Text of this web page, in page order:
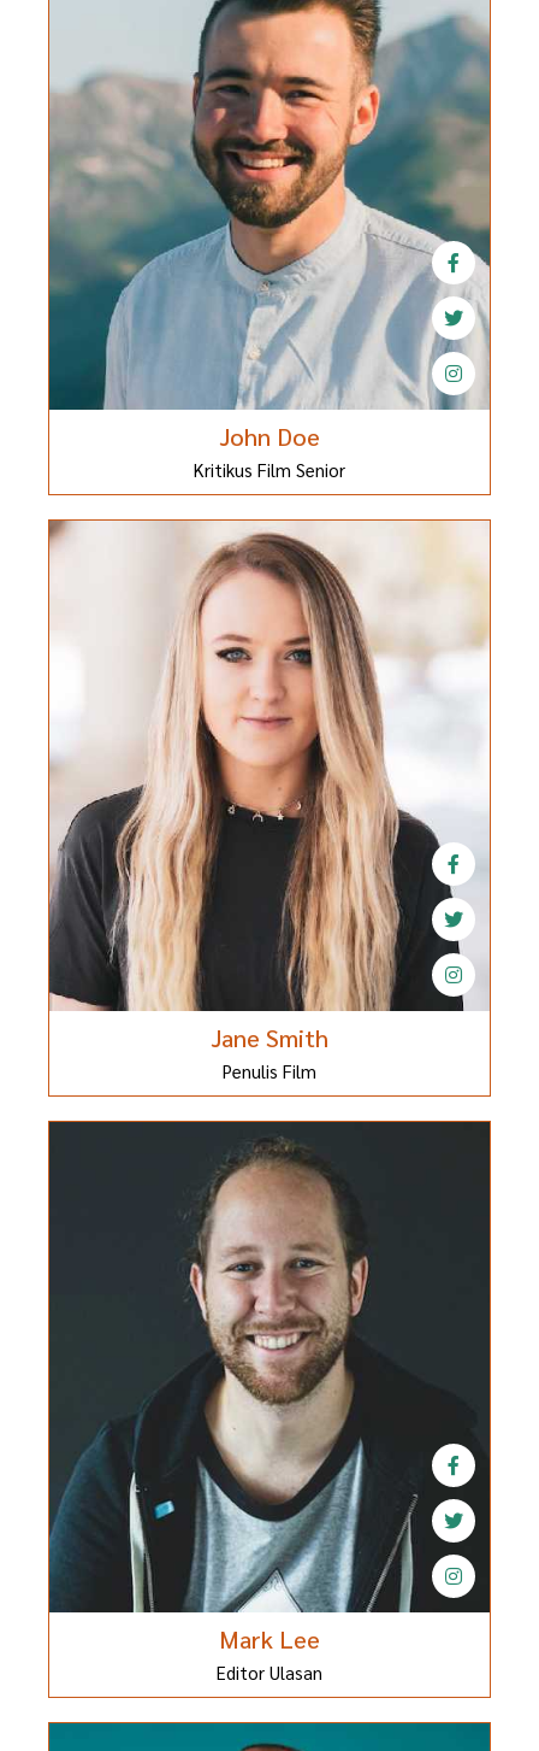
John Doe
Kritikus Film Senior
Jane Smith
Penulis Film
Mark Lee
Editor Ulasan